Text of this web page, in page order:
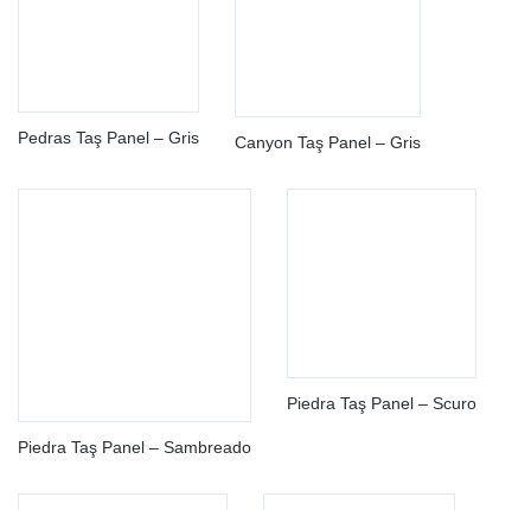
Pedras Taş Panel – Gris Canyon Taş Panel – Gris
Piedra Taş Panel – Sambreado
Piedra Taş Panel – Scuro